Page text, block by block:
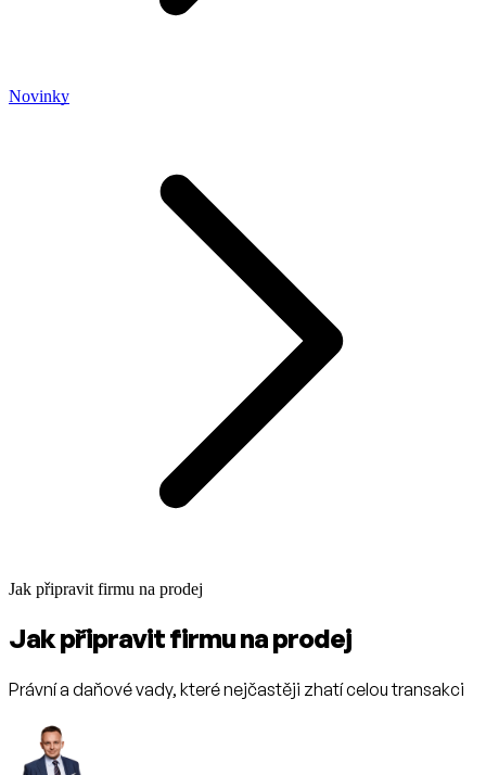
Novinky
Jak připravit firmu na prodej
Jak připravit firmu na prodej
Právní a daňové vady, které nejčastěji zhatí celou transakci